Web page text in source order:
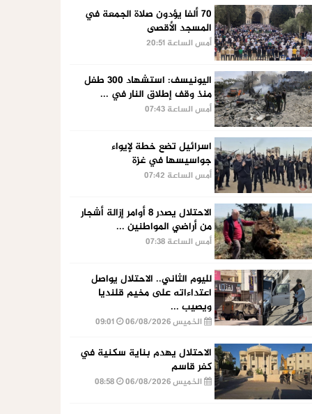
70 ألفا يؤدون صلاة الجمعة في
المسجد الأقصى
أمس الساعة 20:51
اليونيسف: استشهاد 300 طفل
منذ وقف إطلاق النار في ...
أمس الساعة 07:43
اسرائيل تضع خطة لإيواء
جواسيسها في غزة
أمس الساعة 07:42
الاحتلال يصدر 8 أوامر إزالة أشجار
من أراضي المواطنين ...
أمس الساعة 07:38
لليوم الثاني.. الاحتلال يواصل
اعتداءاته على مخيم قلنديا
ويصيب ...
الخميس 06/08/2026
الاحتلال يهدم بناية سكنية في
كفر قاسم
الخميس 06/08/2026